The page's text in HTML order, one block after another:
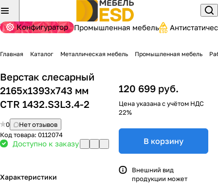
Конфигуратор Промышленная мебель
Главная Каталог Металлическая мебель Промышленная мебель
Верстак слесарный
2165x1393x743 мм
CTR 1432.S3L3.4-2
0
Нет отзывов
Код товара: 0112074
Доступно к заказу
Характеристики
120 699 руб.
Цена указана с учётом НДС
22%
В корзину
Внешний вид
продукции может